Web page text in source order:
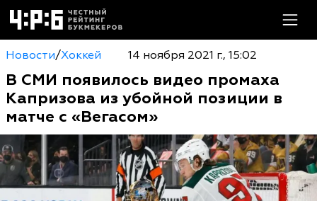
Новости/Хоккей 14 ноября 2021 г., 15:02
В СМИ появилось видео промаха
Капризова из убойной позиции в
матче с «Вегасом»